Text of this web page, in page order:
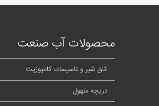
محصولات آب صنعت
اتاق شیر و تاسیسات کامپوزیت
دریچه منهول